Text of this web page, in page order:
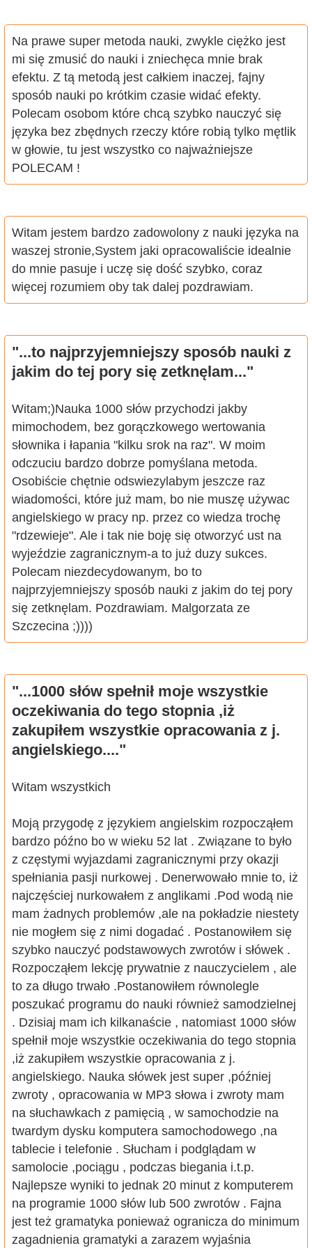
Na prawe super metoda nauki, zwykle ciężko jest
mi się zmusić do nauki i zniechęca mnie brak
efektu. Z tą metodą jest całkiem inaczej, fajny
sposób nauki po krótkim czasie widać efekty.
Polecam osobom które chcą szybko nauczyć się
języka bez zbędnych rzeczy które robią tylko mętlik
w głowie, tu jest wszystko co najważniejsze
POLECAM !
Witam jestem bardzo zadowolony z nauki języka na
waszej stronie,System jaki opracowaliście idealnie
do mnie pasuje i uczę się dość szybko, coraz
więcej rozumiem oby tak dalej pozdrawiam.
"...to najprzyjemniejszy sposób nauki z
jakim do tej pory się zetknęlam..."
Witam;)Nauka 1000 słów przychodzi jakby
mimochodem, bez gorączkowego wertowania
słownika i łapania "kilku srok na raz". W moim
odczuciu bardzo dobrze pomyślana metoda.
Osobiście chętnie odswiezylabym jeszcze raz
wiadomości, które już mam, bo nie muszę używac
angielskiego w pracy np. przez co wiedza trochę
"rdzewieje". Ale i tak nie boję się otworzyć ust na
wyjeździe zagranicznym-a to już duzy sukces.
Polecam niezdecydowanym, bo to
najprzyjemniejszy sposób nauki z jakim do tej pory
się zetknęlam. Pozdrawiam. Malgorzata ze
Szczecina ;))))
"...1000 słów spełnił moje wszystkie
oczekiwania do tego stopnia ,iż
zakupiłem wszystkie opracowania z j.
angielskiego...."
Witam wszystkich
Moją przygodę z językiem angielskim rozpocząłem
bardzo późno bo w wieku 52 lat . Związane to było
z częstymi wyjazdami zagranicznymi przy okazji
spełniania pasji nurkowej . Denerwowało mnie to, iż
najczęściej nurkowałem z anglikami .Pod wodą nie
mam żadnych problemów ,ale na pokładzie niestety
nie mogłem się z nimi dogadać . Postanowiłem się
szybko nauczyć podstawowych zwrotów i słówek .
Rozpocząłem lekcję prywatnie z nauczycielem , ale
to za długo trwało .Postanowiłem równolegle
poszukać programu do nauki również samodzielnej
. Dzisiaj mam ich kilkanaście , natomiast 1000 słów
spełnił moje wszystkie oczekiwania do tego stopnia
,iż zakupiłem wszystkie opracowania z j.
angielskiego. Nauka słówek jest super ,później
zwroty , opracowania w MP3 słowa i zwroty mam
na słuchawkach z pamięcią , w samochodzie na
twardym dysku komputera samochodowego ,na
tablecie i telefonie . Słucham i podglądam w
samolocie ,pociągu , podczas biegania i.t.p.
Najlepsze wyniki to jednak 20 minut z komputerem
na programie 1000 słów lub 500 zwrotów . Fajna
jest też gramatyka ponieważ ogranicza do minimum
zagadnienia gramatyki a zarazem wyjaśnia